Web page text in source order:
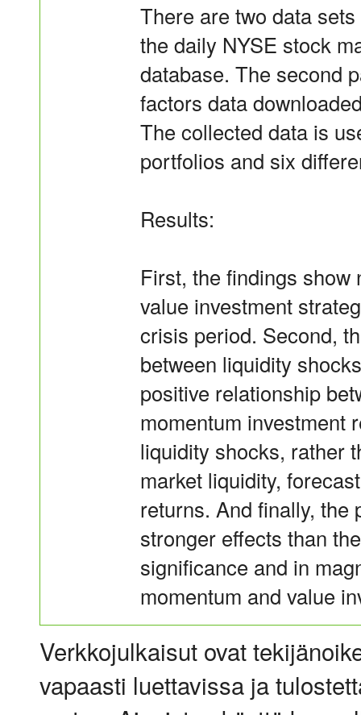
There are two data
the daily NYSE stock
database. The second
factors data
The collected data is
portfolios and six
Results:
First, the findings show
value investment
crisis period. Second,
between liquidity
positive relationship
momentum investment
liquidity shocks, rather
market liquidity,
returns. And finally, the
stronger effects than
significance and in
momentum and value
Verkkojulkaisut ovat
vapaasti luettavissa ja